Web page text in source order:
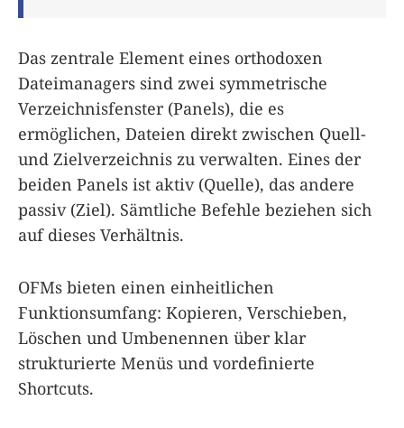
Das zentrale Element eines orthodoxen
Dateimanagers sind zwei symmetrische
Verzeichnisfenster (Panels), die es
ermöglichen, Dateien direkt zwischen Quell-
und Zielverzeichnis zu verwalten. Eines der
beiden Panels ist aktiv (Quelle), das andere
passiv (Ziel). Sämtliche Befehle beziehen sich
auf dieses Verhältnis.
OFMs bieten einen einheitlichen
Funktionsumfang: Kopieren, Verschieben,
Löschen und Umbenennen über klar
strukturierte Menüs und vordefinierte
Shortcuts.